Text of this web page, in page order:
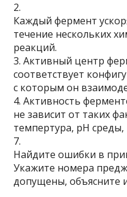
2.
Каждый фермент
течение нескольких
реак­ций.
3. Активный центр
соответствует
с которым он
4. Активность
не зависит от таких
темпертура, рН среды,
7.
Найдите ошибки в
Укажите номера
допущены, объясните